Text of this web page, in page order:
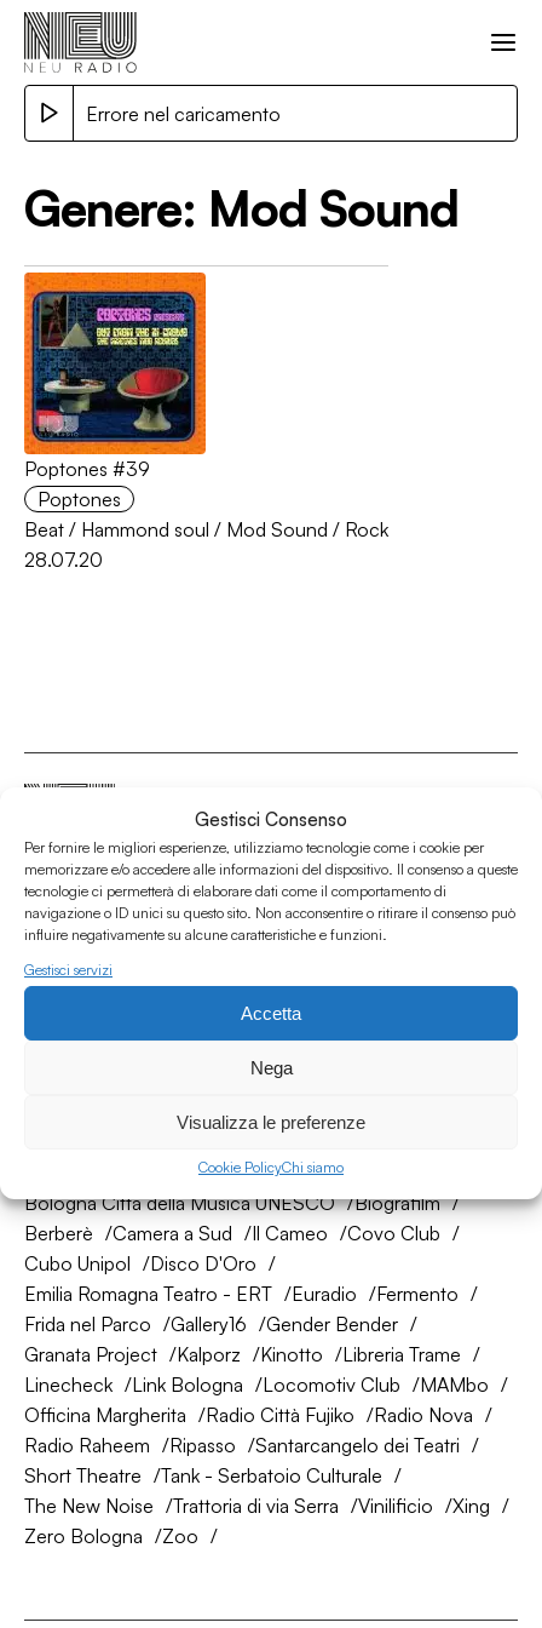
Gestisci Consenso
Per fornire le migliori esperienze, utilizziamo tecnologie come i cookie per
memorizzare e/o accedere alle informazioni del dispositivo. Il consenso a queste
tecnologie ci permetterà di elaborare dati come il comportamento di
navigazione o ID unici su questo sito. Non acconsentire o ritirare il consenso può
influire negativamente su alcune caratteristiche e funzioni.
Gestisci servizi
Accetta
Nega
Visualizza le preferenze
Cookie PolicyChi siamo
Errore nel caricamento
Genere: Mod Sound
Poptones #39
Poptones
Beat / Hammond soul / Mod Sound / Rock
28.07.20
Associazione Culturale Humus
Via degli Orti 63, Bologna 40137
IVA: IT03691751204
CF: 03691751204
La nostra rete di amici
AtelierSì
Baumhaus
Bologna Città della Musica UNESCO
Biografilm
Berberè
Camera a Sud Il Cameo
Covo Club
Cubo Unipol
Disco D'Oro
Emilia Romagna Teatro - ERT
Euradio
Fermento
Frida nel Parco
Gallery16
Gender Bender
Granata Project
Kalporz Kinotto
Libreria Trame
Linecheck
Link Bologna Locomotiv Club
MAMbo
Officina Margherita
Radio Città Fujiko
Radio Nova
Radio Raheem
Ripasso
Santarcangelo dei Teatri
Short Theatre
Tank - Serbatoio Culturale
The New Noise
Trattoria di via Serra Vinilificio
Xing
Zero Bologna
Zoo